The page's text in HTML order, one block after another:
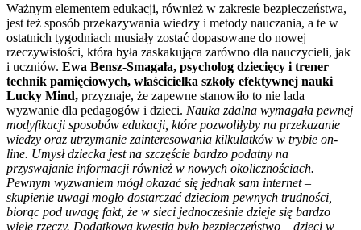
Ważnym elementem edukacji, również w zakresie bezpieczeństwa,
jest też sposób przekazywania wiedzy i metody nauczania, a te w
ostatnich tygodniach musiały zostać dopasowane do nowej
rzeczywistości, która była zaskakująca zarówno dla nauczycieli, jak
i uczniów. Ewa Bensz-Smagała, psycholog dziecięcy i trener
technik pamięciowych, właścicielka szkoły efektywnej nauki
Lucky Mind, przyznaje, że zapewne stanowiło to nie lada
wyzwanie dla pedagogów i dzieci. Nauka zdalna wymagała pewnej
modyfikacji sposobów edukacji, które pozwoliłyby na przekazanie
wiedzy oraz utrzymanie zainteresowania kilkulatków w trybie on-
line. Umysł dziecka jest na szczęście bardzo podatny na
przyswajanie informacji również w nowych okolicznościach.
Pewnym wyzwaniem mógł okazać się jednak sam internet –
skupienie uwagi mogło dostarczać dzieciom pewnych trudności,
biorąc pod uwagę fakt, że w sieci jednocześnie dzieje się bardzo
wiele rzeczy. Dodatkową kwestią było bezpieczeństwo – dzieci w